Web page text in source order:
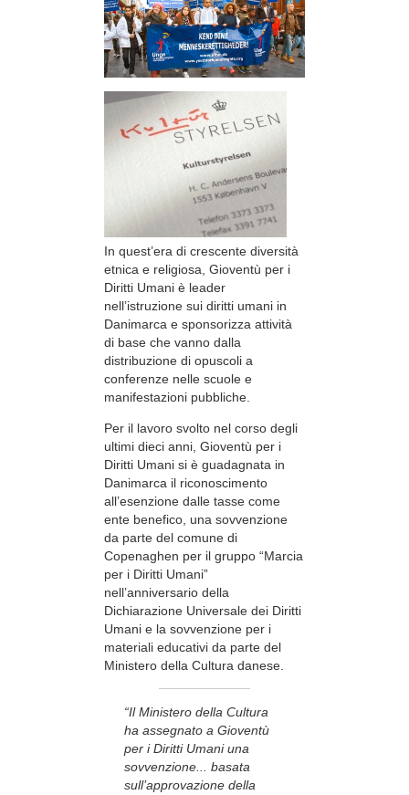
In quest’era di crescente diversità
etnica e religiosa, Gioventù per i
Diritti Umani è leader
nell’istruzione sui diritti umani in
Danimarca e sponsorizza attività
di base che vanno dalla
distribuzione di opuscoli a
conferenze nelle scuole e
manifestazioni pubbliche.
Per il lavoro svolto nel corso degli
ultimi dieci anni, Gioventù per i
Diritti Umani si è guadagnata in
Danimarca il riconoscimento
all’esenzione dalle tasse come
ente benefico, una sovvenzione
da parte del comune di
Copenaghen per il gruppo “Marcia
per i Diritti Umani”
nell’anniversario della
Dichiarazione Universale dei Diritti
Umani e la sovvenzione per i
materiali educativi da parte del
Ministero della Cultura danese.
“Il Ministero della Cultura
ha assegnato a Gioventù
per i Diritti Umani una
sovvenzione... basata
sull’approvazione della